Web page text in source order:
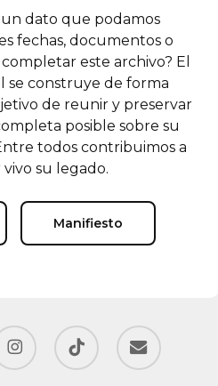
dato que podamos
fechas, documentos o
este archivo? El
se construye de forma
de reunir y preservar
posible sobre su
todos contribuimos a
su legado.
Manifiesto
tiktok email